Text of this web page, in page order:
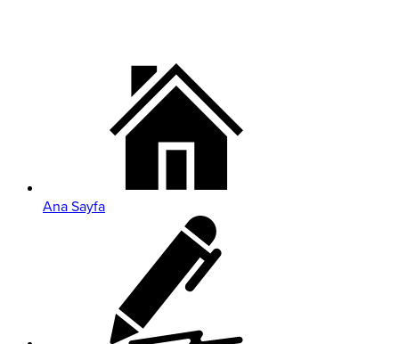
Ana Sayfa